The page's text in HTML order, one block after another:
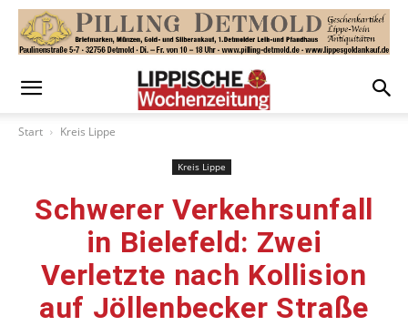
Start Kreis Lippe
Kreis Lippe
Schwerer Verkehrsunfall
in Bielefeld: Zwei
Verletzte nach Kollision
auf Jöllenbecker Straße